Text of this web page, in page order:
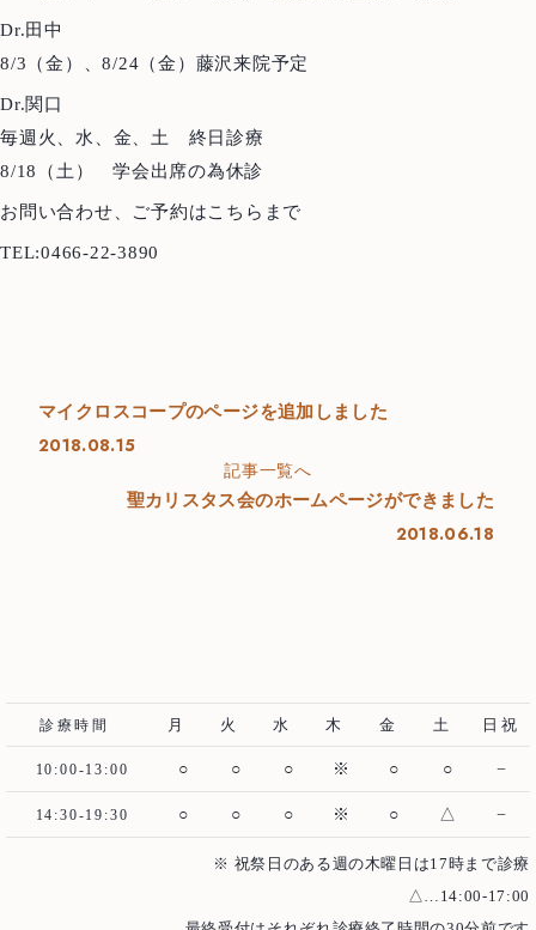
Top
医師紹介
News
Blog
むし歯治療 歯周病治療
根管治療 インプラント
医療費控除について
Dr.田中
8/3（金）、8/24（金）藤沢来院予定
Dr.関口
毎週火、水、金、土 終日診療
8/18（土） 学会出席の為休診
お問い合わせ、ご予約はこちらまで
TEL:0466-22-3890
マイクロスコープのページを追加しました
2018.08.15
記事一覧へ
聖カリスタス会のホームページができました
2018.06.18
診療時間 月 火 水 木 金 土 日祝
10:00-13:00 ○ ○ ○ ※ ○ ○ −
14:30-19:30 ○ ○ ○ ※ ○ △ −
※ 祝祭日のある週の木曜日は17時まで診療
△…14:00-17:00